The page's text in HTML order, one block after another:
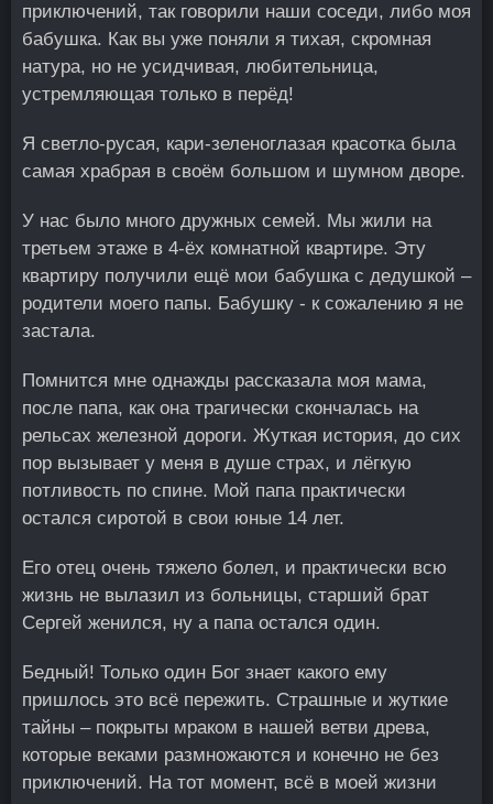
приключений, так говорили наши соседи, либо моя
бабушка. Как вы уже поняли я тихая, скромная
натура, но не усидчивая, любительница,
устремляющая только в перёд!
Я светло-русая, кари-зеленоглазая красотка была
самая храбрая в своём большом и шумном дворе.
У нас было много дружных семей. Мы жили на
третьем этаже в 4-ёх комнатной квартире. Эту
квартиру получили ещё мои бабушка с дедушкой –
родители моего папы. Бабушку - к сожалению я не
застала.
Помнится мне однажды рассказала моя мама,
после папа, как она трагически скончалась на
рельсах железной дороги. Жуткая история, до сих
пор вызывает у меня в душе страх, и лёгкую
потливость по спине. Мой папа практически
остался сиротой в свои юные 14 лет.
Его отец очень тяжело болел, и практически всю
жизнь не вылазил из больницы, старший брат
Сергей женился, ну а папа остался один.
Бедный! Только один Бог знает какого ему
пришлось это всё пережить. Страшные и жуткие
тайны – покрыты мраком в нашей ветви древа,
которые веками размножаются и конечно не без
приключений. На тот момент, всё в моей жизни